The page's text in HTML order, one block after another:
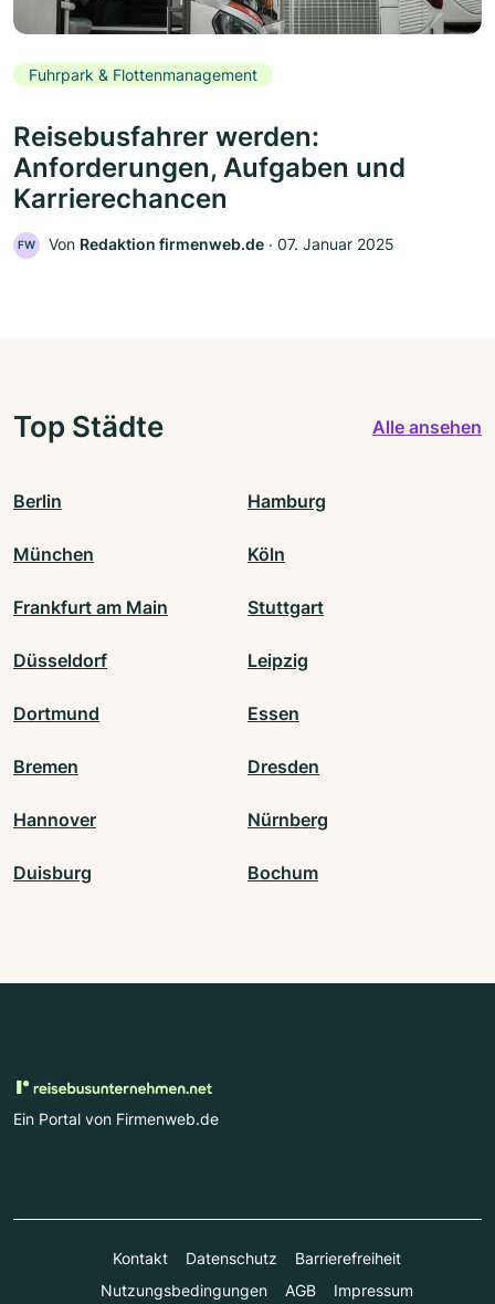
Fuhrpark & Flottenmanagement
Reisebusfahrer werden:
Anforderungen, Aufgaben und
Karrierechancen
FW Von Redaktion firmenweb.de ‧ 07. Januar 2025
Top Städte Alle ansehen
Berlin Hamburg
München Köln
Frankfurt am Main Stuttgart
Düsseldorf Leipzig
Dortmund Essen
Bremen Dresden
Hannover Nürnberg
Duisburg Bochum
Ein Portal von Firmenweb.de
Kontakt Datenschutz
Barrierefreiheit
Nutzungsbedingungen
AGB Impressum